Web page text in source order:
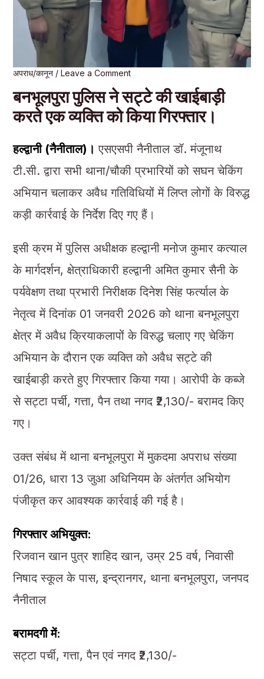
अपराध/कानून/ Leave a Comment
बनभूलपुरा पुलिस ने सट्टे की खाईबाड़ी
करते एक व्यक्ति को किया गिरफ्तार।
हल्द्वानी (नैनीताल)। एसएसपी नैनीताल डॉ. मंजूनाथ
टी.सी. द्वारा सभी थाना/चौकी प्रभारियों को सघन चेकिंग
अभियान चलाकर अवैध गतिविधियों में लिप्त लोगों के विरुद्ध
कड़ी कार्रवाई के निर्देश दिए गए हैं।
इसी क्रम में पुलिस अधीक्षक हल्द्वानी मनोज कुमार कत्याल
के मार्गदर्शन, क्षेत्राधिकारी हल्द्वानी अमित कुमार सैनी के
पर्यवेक्षण तथा प्रभारी निरीक्षक दिनेश सिंह फर्त्याल के
नेतृत्व में दिनांक 01 जनवरी 2026 को थाना बनभूलपुरा
क्षेत्र में अवैध क्रियाकलापों के विरुद्ध चलाए गए चेकिंग
अभियान के दौरान एक व्यक्ति को अवैध सट्टे की
खाईबाड़ी करते हुए गिरफ्तार किया गया। आरोपी के कब्जे
से सट्टा पर्ची, गत्ता, पैन तथा नगद ₹2,130/- बरामद किए
गए।
उक्त संबंध में थाना बनभूलपुरा में मुकदमा अपराध संख्या
01/26, धारा 13 जुआ अधिनियम के अंतर्गत अभियोग
पंजीकृत कर आवश्यक कार्रवाई की गई है।
गिरफ्तार अभियुक्त:
रिजवान खान पुत्र शाहिद खान, उम्र 25 वर्ष, निवासी
निषाद स्कूल के पास, इन्द्रानगर, थाना बनभूलपुरा, जनपद
नैनीताल
बरामदगी में:
सट्टा पर्ची, गत्ता, पैन एवं नगद ₹2,130/-